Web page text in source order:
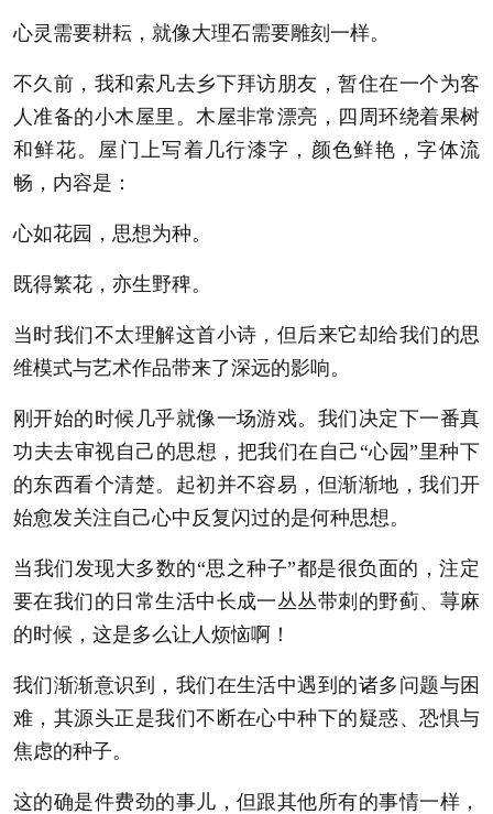
心灵需要耕耘，就像大理石需要雕刻一样。
不久前，我和索凡去乡下拜访朋友，暂住在一个为客
人准备的小木屋里。木屋非常漂亮，四周环绕着果树
和鲜花。屋门上写着几行漆字，颜色鲜艳，字体流
畅，内容是：
心如花园，思想为种。
既得繁花，亦生野稗。
当时我们不太理解这首小诗，但后来它却给我们的思
维模式与艺术作品带来了深远的影响。
刚开始的时候几乎就像一场游戏。我们决定下一番真
功夫去审视自己的思想，把我们在自己“心园”里种下
的东西看个清楚。起初并不容易，但渐渐地，我们开
始愈发关注自己心中反复闪过的是何种思想。
当我们发现大多数的“思之种子”都是很负面的，注定
要在我们的日常生活中长成一丛丛带刺的野蓟、荨麻
的时候，这是多么让人烦恼啊！
我们渐渐意识到，我们在生活中遇到的诸多问题与困
难，其源头正是我们不断在心中种下的疑惑、恐惧与
焦虑的种子。
这的确是件费劲的事儿，但跟其他所有的事情一样，